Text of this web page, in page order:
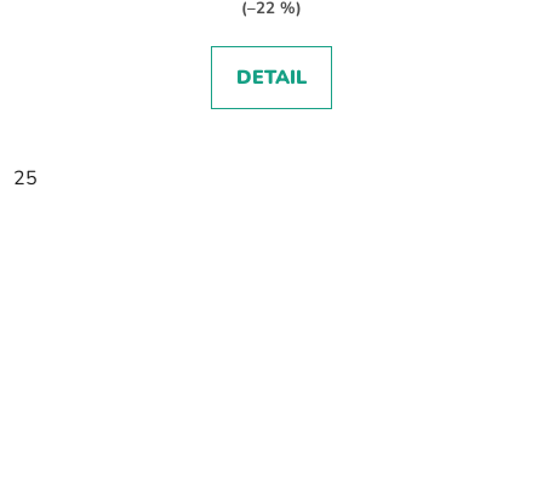
(–22 %)
DETAIL
25